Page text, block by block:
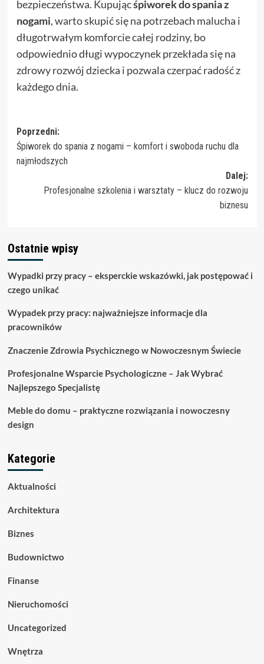
bezpieczeństwa. Kupującśpiworek do spania z
nogami, warto skupić się na potrzebach malucha i
długotrwałym komforcie całej rodziny, bo
odpowiednio długi wypoczynek przekłada się na
zdrowy rozwój dziecka i pozwala czerpać radość z
każdego dnia.
Zobacz
wpisy
Poprzedni:
Śpiworek do spania z nogami – komfort i swoboda ruchu dla
najmłodszych
Dalej:
Profesjonalne szkolenia i warsztaty – klucz do rozwoju
biznesu
Ostatnie wpisy
Wypadki przy pracy – eksperckie wskazówki, jak postępować i
czego unikać
Wypadek przy pracy: najważniejsze informacje dla
pracowników
Znaczenie Zdrowia Psychicznego w Nowoczesnym Świecie
Profesjonalne Wsparcie Psychologiczne – Jak Wybrać
Najlepszego Specjalistę
Meble do domu – praktyczne rozwiązania i nowoczesny
design
Kategorie
Aktualności
Architektura
Biznes
Budownictwo
Finanse
Nieruchomości
Uncategorized
Wnętrza